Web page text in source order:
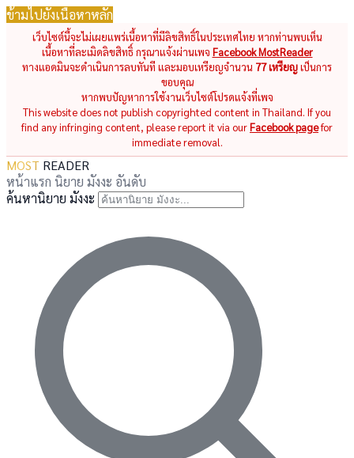
ข้ามไปยังเนื้อหาหลัก
เว็บไซต์นี้จะไม่เผยแพร่เนื้อหาที่มีลิขสิทธิ์ในประเทศไทย หากท่านพบเห็น
เนื้อหาที่ละเมิดลิขสิทธิ์ กรุณาแจ้งผ่านเพจ Facebook MostReader
ทางแอดมินจะดำเนินการลบทันที และมอบเหรียญจำนวน 77 เหรียญเป็นการ
ขอบคุณ
หากพบปัญหาการใช้งานเว็บไซต์โปรดแจ้งที่เพจ
This website does not publish copyrighted content in Thailand. If you
find any infringing content, please report it via ourFacebook pagefor
immediate removal.
MOST READER
หน้าแรก นิยาย มังงะ อันดับ
ค้นหานิยาย มังงะ